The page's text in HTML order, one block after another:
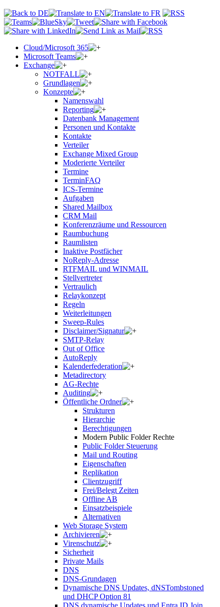
Cloud/Microsoft 365
Microsoft Teams
Exchange
NOTFALL
Grundlagen
Konzepte
Namenswahl
Reporting
Datenbank Management
Personen und Kontakte
Kontakte
Verteiler
Exchange Mixed Group
Moderierte Verteiler
Termine
TerminFAQ
ICS-Termine
Aufgaben
Shared Mailbox
CRM Mail
Konferenzräume und Ressourcen
Raumbuchung
Raumlisten
Inaktive Postfächer
NoReply-Adresse
RTFMAIL und WINMAIL
Stellvertreter
Vertraulich
Relaykonzept
Regeln
Weiterleitungen
Sweep-Rules
Disclaimer/Signatur
SMTP-Relay
Out of Office
AutoReply
Kalenderfederation
Metadirectory
AG-Rechte
Auditing
Öffentliche Ordner
Strukturen
Hierarchie
Berechtigungen
Modern Public Folder Rechte
Public Folder Steuerung
Mail und Routing
Eigenschaften
Replikation
Clientzugriff
Frei/Belegt Zeiten
Offline AB
Einsatzbeispiele
Alternativen
Web Storage System
Archivieren
Virenschutz
Sicherheit
Private Mails
DNS
DNS-Grundagen
Dynamische DNS Updates, dNSTombstoned
und DHCP Option 81
DNS dynamische Updates und Entra ID Join